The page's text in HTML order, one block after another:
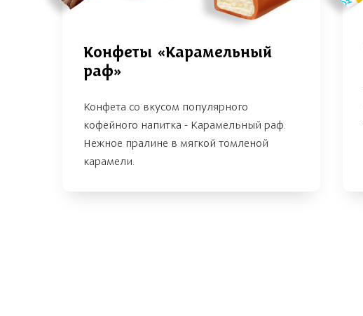
Конфеты «Карамельный
раф»
Конфета со вкусом популярного
кофейного напитка - Карамельный раф.
Нежное пралине в мягкой томленой
карамели.